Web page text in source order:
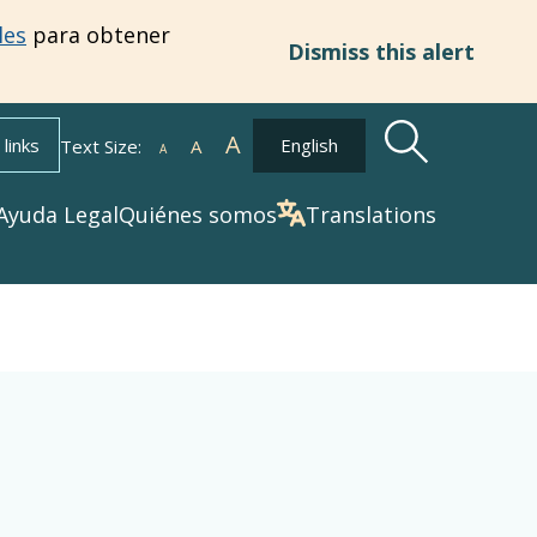
para obtener
Dismiss this alert
Text Size: ADecrease
ADefault
A Increase
English
LegalQuiénes somos Translations